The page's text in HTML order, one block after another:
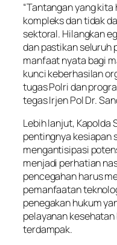
“Tantangan yang
kompleks dan tidak
sektoral. Hilangkan
dan pastikan seluruh
manfaat nyata bagi
kunci keberhasilan
tugas Polri dan
tegas Irjen Pol Dr.
Lebih lanjut, Kapolda
pentingnya kesiapan
mengantisipasi
menjadi perhatian
pencegahan harus
pemanfaatan
penegakan hukum
pelayanan
terdampak.